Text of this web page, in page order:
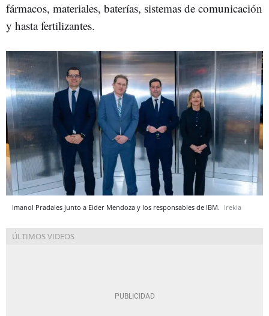
fármacos, materiales, baterías, sistemas de comunicación
y hasta fertilizantes.
Imanol Pradales junto a Eider Mendoza y los responsables de IBM. Irekia